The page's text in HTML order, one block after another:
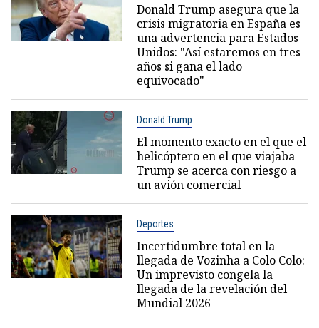
Donald Trump asegura que la
crisis migratoria en España es
una advertencia para Estados
Unidos: "Así estaremos en tres
años si gana el lado
equivocado"
Donald Trump
El momento exacto en el que el
helicóptero en el que viajaba
Trump se acerca con riesgo a
un avión comercial
Deportes
Incertidumbre total en la
llegada de Vozinha a Colo Colo:
Un imprevisto congela la
llegada de la revelación del
Mundial 2026